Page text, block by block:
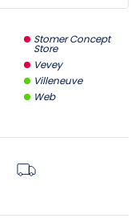
Stomer Concept
Store
Vevey
Villeneuve
Web